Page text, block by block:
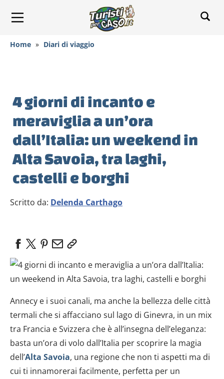
Home » Diari di viaggio
4 giorni di incanto e
meraviglia a un’ora
dall’Italia: un weekend in
Alta Savoia, tra laghi,
castelli e borghi
Scritto da: Delenda Carthago
Annecy e i suoi canali, ma anche la bellezza delle città
termali che si affacciano sul lago di Ginevra, in un mix
tra Francia e Svizzera che è all’insegna dell’eleganza:
basta un’ora di volo dall’Italia per scoprire la magia
dell’Alta Savoia, una regione che non ti aspetti ma di
cui ti innamorerai facilmente, perfetta per un